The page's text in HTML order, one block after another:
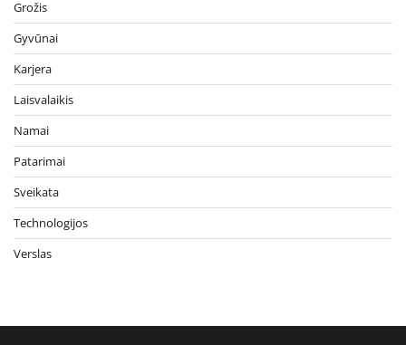
Grožis
Gyvūnai
Karjera
Laisvalaikis
Namai
Patarimai
Sveikata
Technologijos
Verslas